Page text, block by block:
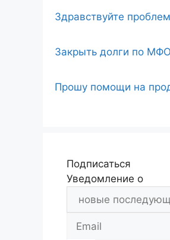
Здравствуйте
Закрыть долги по
Прошу помощи на
Подписаться
Уведомление о